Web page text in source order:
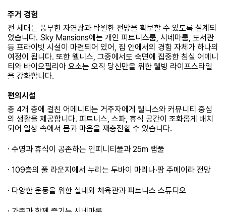
주거 경험
전 세대는 풍부한 자연광과 탁월한 전망을 확보할 수 있도록 설계되
었습니다. Sky Mansions에는 개인 피트니스룸, 시네마룸, 도서관
등 프라이빗 시설이 마련되어 있어, 집 안에서의 경험 자체가 하나의
여정이 됩니다. 또한 웰니스, 그중에서도 숙면에 집중한 침실 어메니
티와 바이오필리아 요소는 오직 당신만을 위한 웰빙 라이프스타일
을 강화합니다.
편의시설
총 4개 층에 걸친 어메니티는 거주자에게 웰니스와 커뮤니티 중심
의 생활을 제공합니다. 피트니스, 스파, 휴식 공간이 조화롭게 배치
되어 일상 속에서 몸과 마음을 재충전할 수 있습니다.
· 수영과 휴식이 공존하는 인피니티풀과 25m 랩풀
· 109층의 풀 라운지에서 누리는 두바이 마리나·팜 주메이라 전망
· 다양한 운동을 위한 실내외 체육관과 피트니스 스튜디오